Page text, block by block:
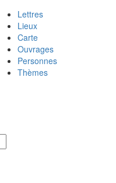
Lettres
Lieux
Carte
Ouvrages
Personnes
Thèmes